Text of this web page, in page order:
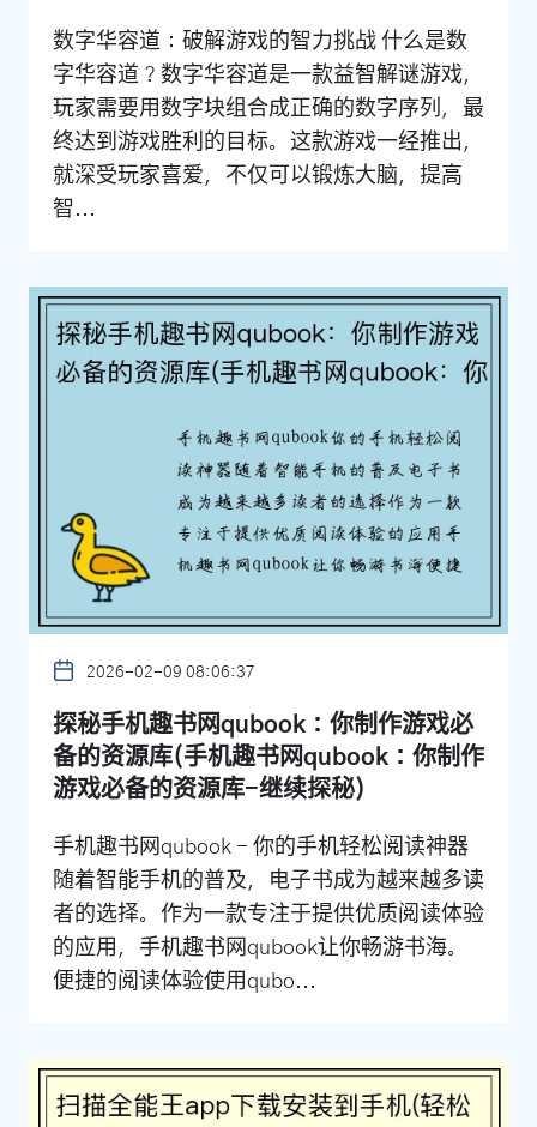
数字华容道：破解游戏的智力挑战 什么是数
字华容道？数字华容道是一款益智解谜游戏，
玩家需要用数字块组合成正确的数字序列，最
终达到游戏胜利的目标。这款游戏一经推出，
就深受玩家喜爱，不仅可以锻炼大脑，提高
智...
2026-02-09 08:06:37
探秘手机趣书网qubook：你制作游戏必
备的资源库(手机趣书网qubook：你制作
游戏必备的资源库-继续探秘)
手机趣书网qubook - 你的手机轻松阅读神器
随着智能手机的普及，电子书成为越来越多读
者的选择。作为一款专注于提供优质阅读体验
的应用，手机趣书网qubook让你畅游书海。
便捷的阅读体验使用qubo...